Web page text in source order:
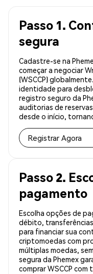
Passo 1.
segura
Cadastre-se na
começar a negociar
(WSCCP)
identidade para
registro seguro da
auditorias de
desde o início,
Registrar Agora
Passo 2.
pagamento
Escolha opções de
débito,
para financiar sua
criptomoedas com
múltiplas moedas,
segura da Phemex
comprar WSCCP com